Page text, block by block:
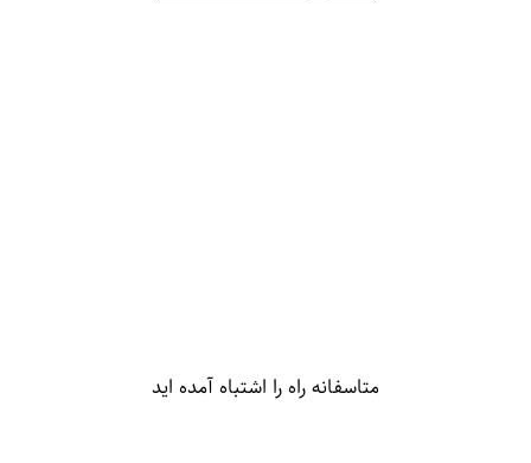
متاسفانه راه را اشتباه آمده اید